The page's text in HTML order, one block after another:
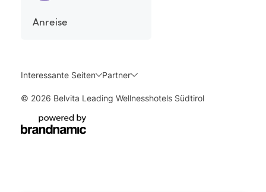
Anreise
Interessante Seiten Partner
© 2026 Belvita Leading Wellnesshotels Südtirol